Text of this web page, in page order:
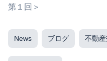
第１回＞
News ブログ 不動